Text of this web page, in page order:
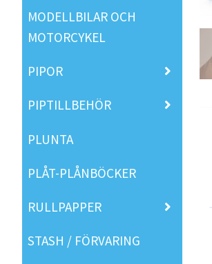
MODELLBILAR OCH
MOTORCYKEL
PIPOR
PIPTILLBEHÖR
PLUNTA
PLÅT-PLÅNBÖCKER
RULLPAPPER
STASH / FÖRVARING